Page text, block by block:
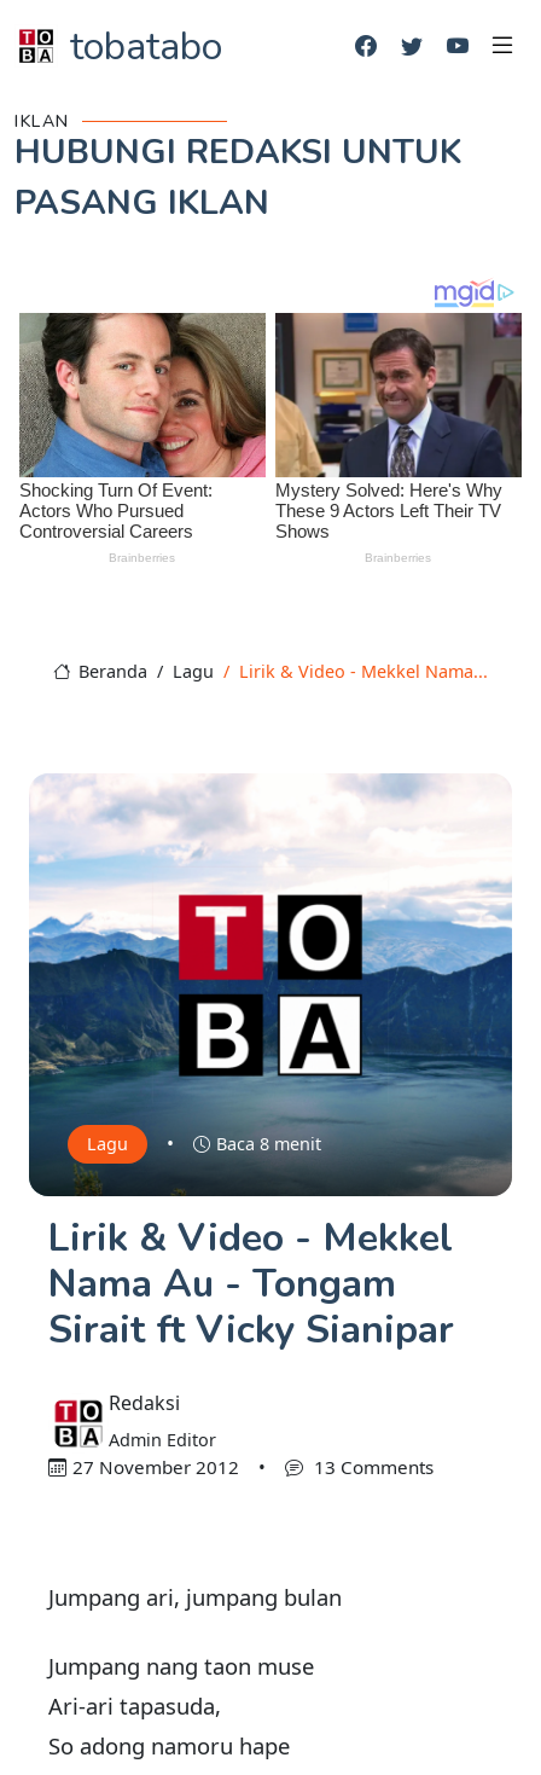
tobatabo
IKLAN
HUBUNGI REDAKSI UNTUK
PASANG IKLAN
Beranda Lagu Lirik & Video - Mekkel Nama...
Lagu • Baca 8 menit
Lirik & Video - Mekkel
Nama Au - Tongam
Sirait ft Vicky Sianipar
Redaksi
Admin Editor
27 November 2012 • 13 Comments
Jumpang ari, jumpang bulan
Jumpang nang taon muse
Ari-ari tapasuda,
So adong namoru hape